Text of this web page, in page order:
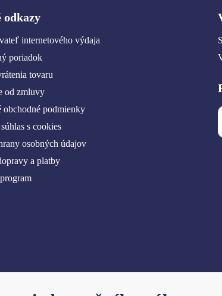
odkazy
internetového výdaja
poriadok
tovaru
od zmluvy
obchodné podmienky
s cookies
osobných údajov
a platby